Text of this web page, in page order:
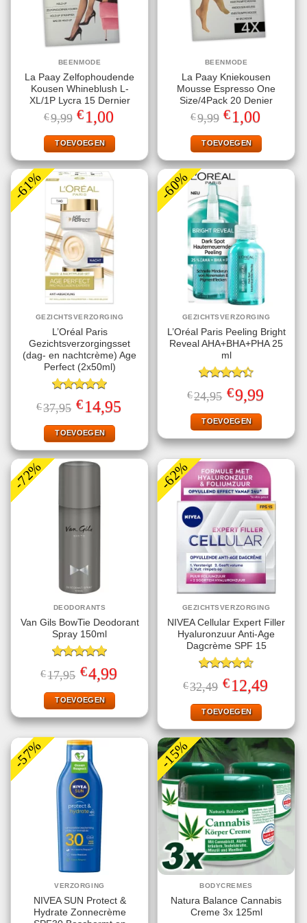
BEENMODE
La Paay Zelfophoudende
Kousen Whineblush L-
XL/1P Lycra 15 Dernier
€9,99 Oorspronkelijke
prijs
was:
€9,99.
€1,00
is:
€1,00.
TOEVOEGEN
BEENMODE
La Paay Kniekousen
Mousse Espresso One
Size/4Pack 20 Denier
€9,99 Oorspronkelijke
prijs
was:
€9,99.
€1,00
is:
€1,00.
TOEVOEGEN
-61%
GEZICHTSVERZORGING
L’Oréal Paris
Gezichtsverzorgingsset
(dag- en nachtcrème) Age
Perfect (2x50ml)
Gewaardeerd
5.00uit 5
€37,95 Oorspronkelijke
prijs
was:
€37,95.
€14,95prijs
TOEVOEGEN
-60%
GEZICHTSVERZORGING
L’Oréal Paris Peeling Bright
Reveal AHA+BHA+PHA 25
ml
Gewaardeerd
4.40uit 5
€24,95 Oorspronkelijke
prijs
was:
€24,95.
€9,99Huidige
prijs
TOEVOEGEN
-72%
DEODORANTS
Van Gils BowTie Deodorant
Spray 150ml
Gewaardeerd
5.00uit 5
€17,95 Oorspronkelijke
prijs
was:
€17,95.
€4,99Huidige
prijs
TOEVOEGEN
-62%
GEZICHTSVERZORGING
NIVEA Cellular Expert Filler
Hyaluronzuur Anti-Age
Dagcrème SPF 15
Gewaardeerd
4.60uit 5
€32,49 Oorspronkelijke
prijs
was:
€32,49.
€12,49Huidige
prijs
TOEVOEGEN
-57%
VERZORGING
NIVEA SUN Protect &
Hydrate Zonnecrème
-15%
BODYCREMES
Natura Balance Cannabis
Creme 3x 125ml